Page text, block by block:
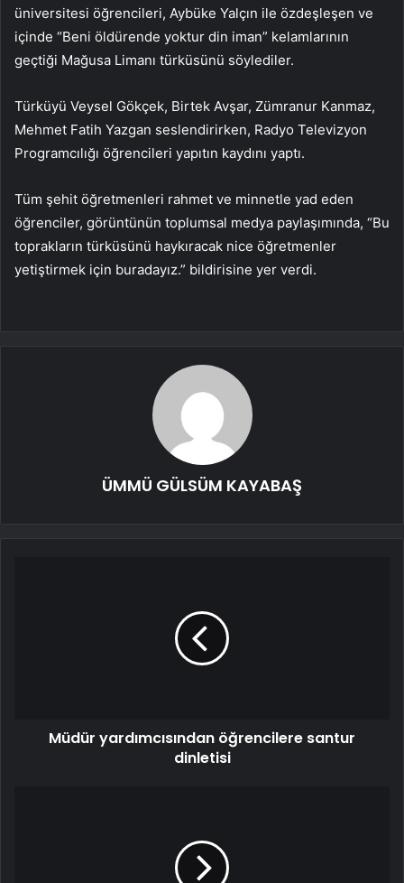
üniversitesi öğrencileri, Aybüke Yalçın ile özdeşleşen ve
içinde “Beni öldürende yoktur din iman” kelamlarının
geçtiği Mağusa Limanı türküsünü söylediler.
Türküyü Veysel Gökçek, Birtek Avşar, Zümranur Kanmaz,
Mehmet Fatih Yazgan seslendirirken, Radyo Televizyon
Programcılığı öğrencileri yapıtın kaydını yaptı.
Tüm şehit öğretmenleri rahmet ve minnetle yad eden
öğrenciler, görüntünün toplumsal medya paylaşımında, “Bu
toprakların türküsünü haykıracak nice öğretmenler
yetiştirmek için buradayız.” bildirisine yer verdi.
ÜMMÜ GÜLSÜM KAYABAŞ
Müdür yardımcısından öğrencilere santur
dinletisi